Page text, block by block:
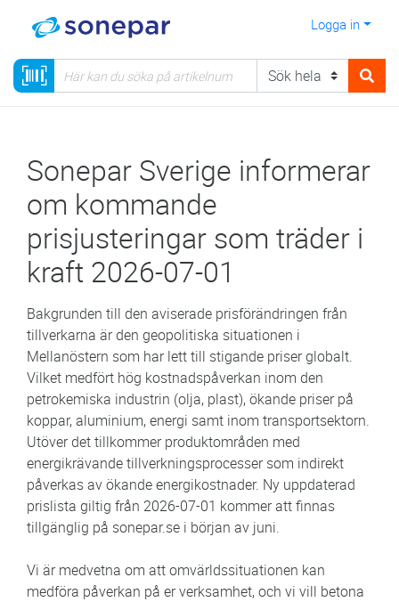
Logga in
Sonepar Sverige informerar
om kommande
prisjusteringar som träder i
kraft 2026-07-01
Bakgrunden till den aviserade prisförändringen från
tillverkarna är den geopolitiska situationen i
Mellanöstern som har lett till stigande priser globalt.
Vilket medfört hög kostnadspåverkan inom den
petrokemiska industrin (olja, plast), ökande priser på
koppar, aluminium, energi samt inom transportsektorn.
Utöver det tillkommer produktområden med
energikrävande tillverkningsprocesser som indirekt
påverkas av ökande energikostnader. Ny uppdaterad
prislista giltig från 2026-07-01 kommer att finnas
tillgänglig på sonepar.se i början av juni.
Vi är medvetna om att omvärldssituationen kan
medföra påverkan på er verksamhet, och vi vill betona